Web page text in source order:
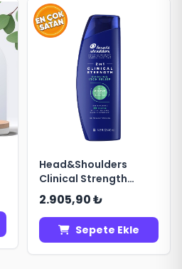
Head&Shoulders
Clinical Strength
Cooling İtch Rescue
Karşıtı 2in1 Şampuan
400ML
2.905,90 ₺
Sepete Ekle